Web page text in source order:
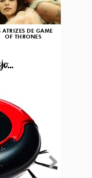
ATRIZES DE GAME
OF THRONES